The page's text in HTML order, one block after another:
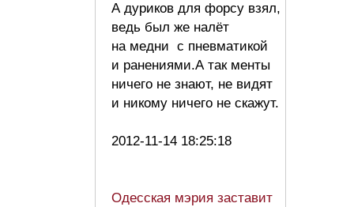
А дуриков для форсу взял,
ведь был же налёт
на медни с пневматикой
и ранениями.А так менты
ничего не знают, не видят
и никому ничего не скажут.
2012-11-14 18:25:18
Одесская мэрия заставит